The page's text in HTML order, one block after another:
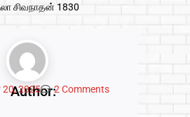
சிவநாதன் 1830
Author:
20, 2025 2 Comments